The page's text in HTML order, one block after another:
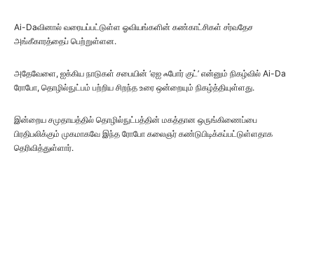
Ai-Daவினால் வரையப்பட்டுள்ள ஓவியங்களின் கண்காட்சிகள் சர்வதேச
அங்கீகாரத்தைப் பெற்றுள்ளன.
அதேவேளை, ஐக்கிய நாடுகள் சபையின் ‘ஏஐ ஃபோர் குட்’ என்னும் நிகழ்வில் Ai-Da
ரோபோ, தொழில்நுட்பம் பற்றிய சிறந்த உரை ஒன்றையும் நிகழ்த்தியுள்ளது.
இன்றைய சமுதாயத்தில் தொழில்நுட்பத்தின் மகத்தான ஒருங்கிணைப்பை
பிரதிபலிக்கும் முகமாகவே இந்த ரோபோ கலைஞர் கண்டுபிடிக்கப்பட்டுள்ளதாக
தெரிவித்துள்ளார்.